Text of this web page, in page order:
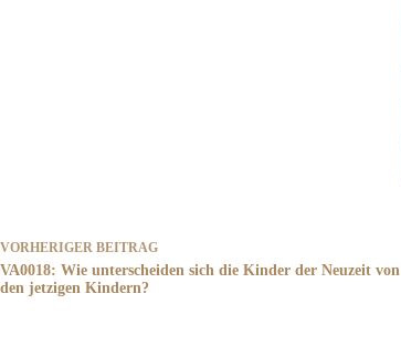
VORHERIGER BEITRAG
VA0018: Wie unterscheiden sich die Kinder der Neuzeit von
den jetzigen Kindern?